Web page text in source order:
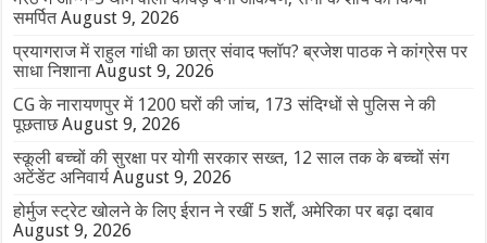
समर्पित August 9, 2026
प्रयागराज में राहुल गांधी का छात्र संवाद फ्लॉप? ब्रजेश पाठक ने कांग्रेस पर
साधा निशाना August 9, 2026
CG के नारायणपुर में 1200 घरों की जांच, 173 संदिग्धों से पुलिस ने की
पूछताछ August 9, 2026
स्कूली बच्चों की सुरक्षा पर योगी सरकार सख्त, 12 साल तक के बच्चों संग
अटेंडेंट अनिवार्य August 9, 2026
होर्मुज स्ट्रेट खोलने के लिए ईरान ने रखीं 5 शर्तें, अमेरिका पर बढ़ा दबाव
August 9, 2026